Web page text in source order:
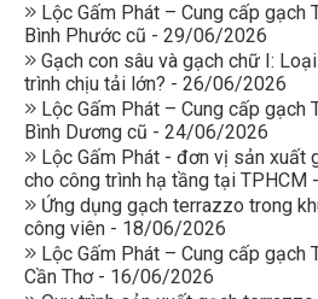
Lộc Gấm Phát – Cung cấp gạch
Bình Phước cũ - 29/06/2026
Gạch con sâu và gạch chữ I:
trình chịu tải lớn? - 26/06/2026
Lộc Gấm Phát – Cung cấp gạch
Bình Dương cũ - 24/06/2026
Lộc Gấm Phát - đơn vị sản xuất
cho công trình hạ tầng tại
Ứng dụng gạch terrazzo trong
công viên - 18/06/2026
Lộc Gấm Phát – Cung cấp gạch
Cần Thơ - 16/06/2026